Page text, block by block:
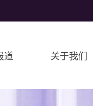
道 关于我们